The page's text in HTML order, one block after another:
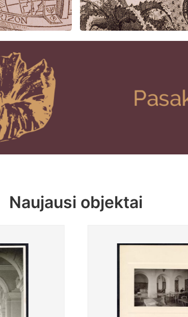
Naujausi objektai